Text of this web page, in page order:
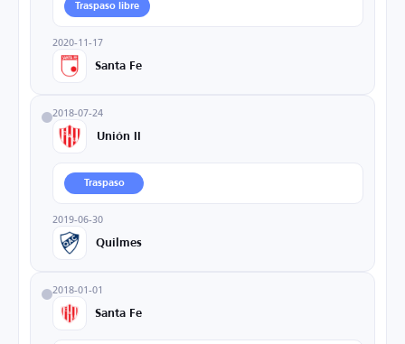
Traspaso libre
2020-11-17
Santa Fe
2018-07-24
Unión II
Traspaso
2019-06-30
Quilmes
2018-01-01
Santa Fe